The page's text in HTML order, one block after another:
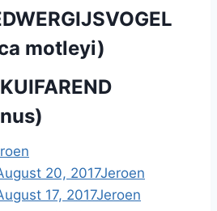
motleyi)
20, 2017Jeroen
17, 2017Jeroen